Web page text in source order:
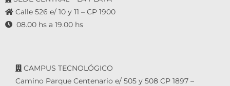
Calle 526 e/ 10 y 11 – CP 1900
08.00 hs a 19.00 hs
CAMPUS TECNOLÓGICO
Camino Parque Centenario e/ 505 y 508 CP 1897 –